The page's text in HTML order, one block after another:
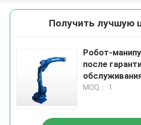
Получить лучшую
Робот-
после
поддержки.
MOQ： 1